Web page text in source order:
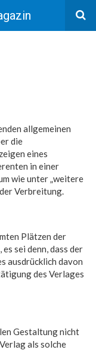
allgemeinen
die
eines
in einer
wie unter „weitere
Verbreitung.
Plätzen der
sei denn, dass der
ausdrücklich davon
des Verlages
Gestaltung nicht
als solche